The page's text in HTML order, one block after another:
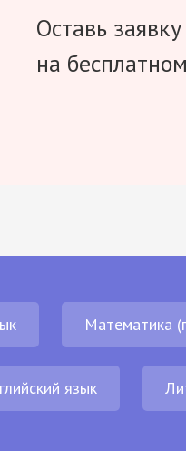
Оставь
на
Математика
язык